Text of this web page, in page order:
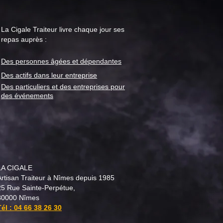
provençale au
de La Cigale Traiteur
La Cigale Traiteur livre chaque jour ses
repas auprès :
Des personnes âgées et dépendantes
Des actifs dans leur entreprise
Des particuliers et des entreprises pour
des événements
CIGALE
Traiteur à Nîmes depuis 1985
Rue Sainte-Perpétue,
Nîmes
: 04 66 38 26 30